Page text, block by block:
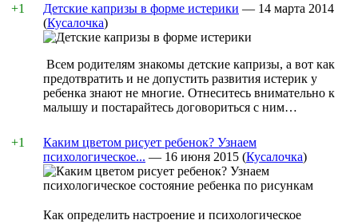
+1 Детские капризы в форме истерики — 14 марта 2014
(Кусалочка)
Всем родителям знакомы детские капризы, а вот как
предотвратить и не допустить развития истерик у
ребенка знают не многие. Отнеситесь внимательно к
малышу и постарайтесь договориться с ним…
+1
Каким цветом рисует ребенок? Узнаем
психологическое... — 16 июня 2015 (Кусалочка)
Как определить настроение и психологическое